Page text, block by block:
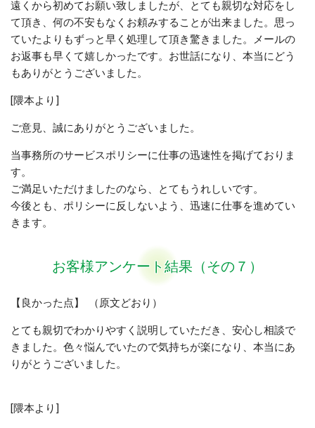
遠くから初めてお願い致しましたが、とても親切な対応をし
て頂き、何の不安もなくお頼みすることが出来ました。思っ
ていたよりもずっと早く処理して頂き驚きました。メールの
お返事も早くて嬉しかったです。お世話になり、本当にどう
もありがとうございました。
[隈本より]
ご意見、誠にありがとうございました。
当事務所のサービスポリシーに仕事の迅速性を掲げておりま
す。
ご満足いただけましたのなら、とてもうれしいです。
今後とも、ポリシーに反しないよう、迅速に仕事を進めてい
きます。
お客様アンケート結果（その７）
【良かった点】 （原文どおり）
とても親切でわかりやすく説明していただき、安心し相談で
きました。色々悩んでいたので気持ちが楽になり、本当にあ
りがとうございました。
[隈本より]